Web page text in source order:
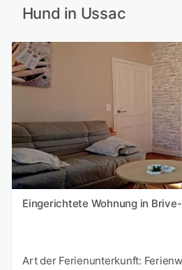
Hund in Ussac
Eingerichtete Wohnung in
Art der Ferienunterkunft: